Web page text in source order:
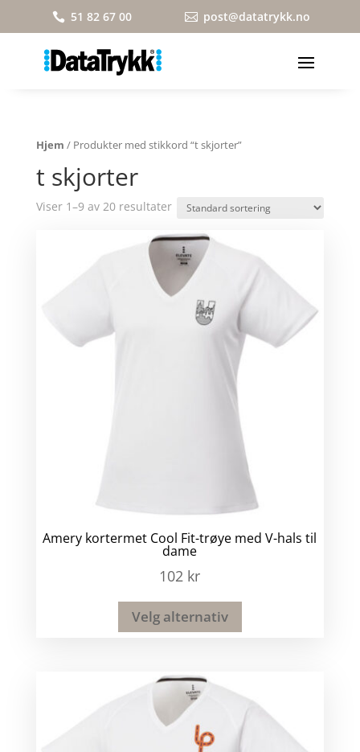
 51 82 67 00  post@datatrykk.no
Hjem / Produkter med stikkord “t skjorter”
t skjorter
Viser 1–9 av 20 resultater
Amery kortermet Cool Fit-trøye med V-hals til
dame
102 kr
Velg alternativ